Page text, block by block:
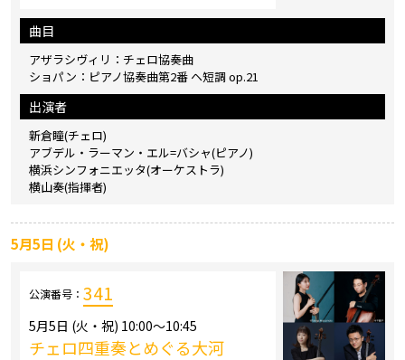
曲目
アザラシヴィリ：チェロ協奏曲
ショパン：ピアノ協奏曲第2番 ヘ短調 op.21
出演者
新倉瞳(チェロ)
アブデル・ラーマン・エル=バシャ(ピアノ)
横浜シンフォニエッタ(オーケストラ)
横山奏(指揮者)
5月5日 (火・祝)
公演番号： 341
5月5日 (火・祝) 10:00～10:45
チェロ四重奏とめぐる大河